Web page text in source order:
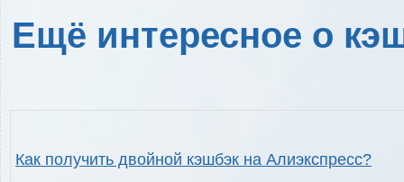
Ещё интересное о
Как получить двойной кэшбэк на Алиэкспресс?